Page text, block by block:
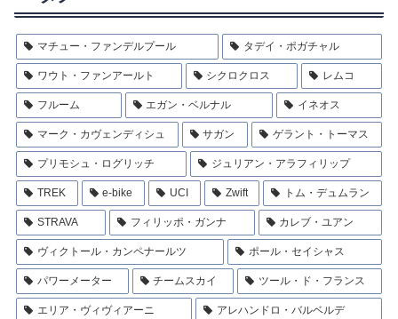
マチュー・ファンデルプール タデイ・ポガチャル
ワウト・ファンアールト シクロクロス レムコ
フルーム エガン・ベルナル イネオス
マーク・カヴェンディシュ サガン ゲラント・トーマス
プリモシュ・ログリッチ ジュリアン・アラフィリップ
TREK e-bike UCI Zwift トム・デュムラン
STRAVA フィリッポ・ガンナ カレブ・ユアン
ヴィクトール・カンペナールツ ポール・セイシャス
パワーメーター チームスカイ ツール・ド・フランス
エリア・ヴィヴィアーニ アレハンドロ・バルベルデ